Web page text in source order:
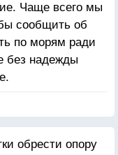
Чаще всего мы
сообщить об
по морям ради
без надежды
обрести опору